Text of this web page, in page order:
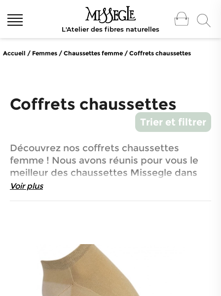
L'Atelier des fibres naturelles
Accueil / Femmes / Chaussettes femme / Coffrets chaussettes
Coffrets chaussettes
Trier et filtrer
Découvrez nos coffrets chaussettes
femme ! Nous avons réunis pour vous le
meilleur des chaussettes Missegle dans
nos coffrets ! Chaussettes en laine,
Voir plus